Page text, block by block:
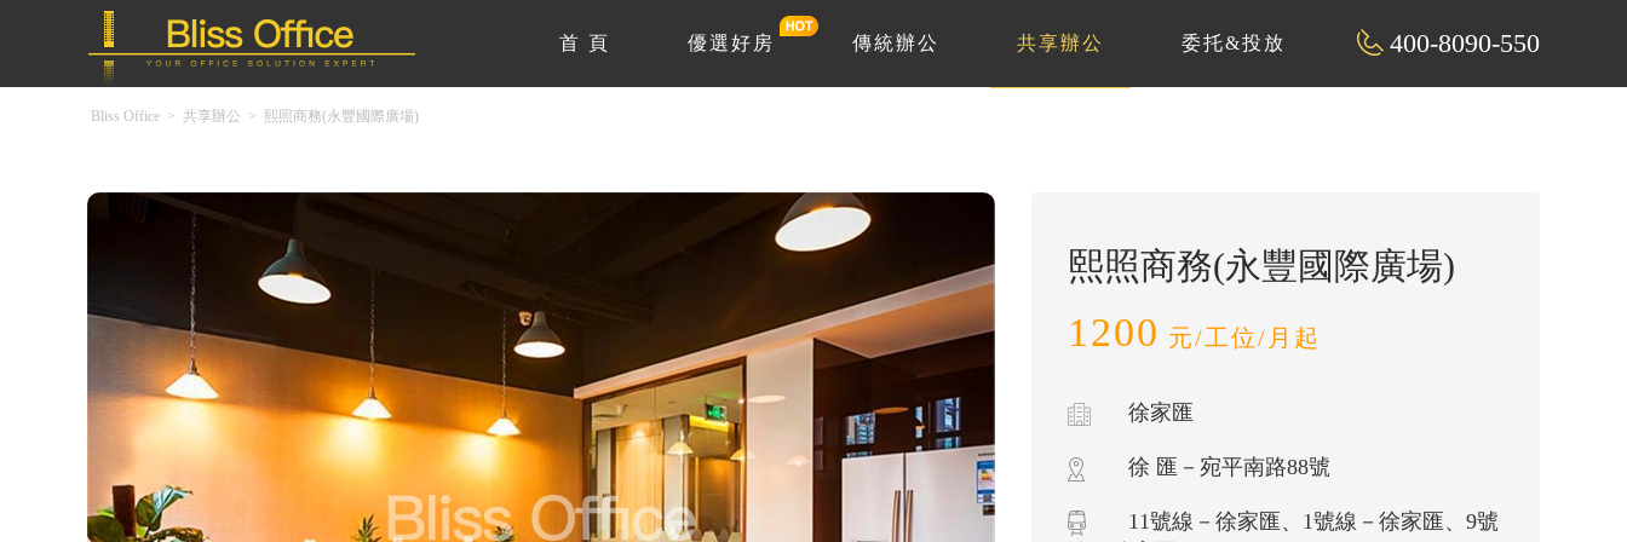
400-8090-550
首 頁 優選好房 傳統辦公 共享辦公 委托&投放
Bliss Office > 共享辦公 > 熙照商務(永豐國際廣場)
熙照商務(永豐國際廣場)
1200 元/工位/月起
徐家匯
徐 匯－宛平南路88號
11號線－徐家匯、1號線－徐家匯、9號